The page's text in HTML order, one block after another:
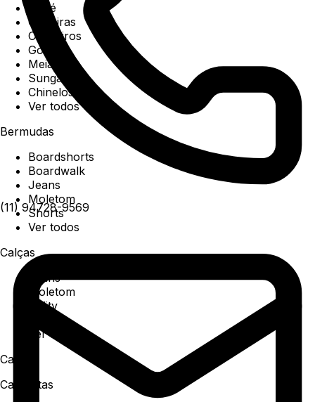
(11) 94728-9569
Boné
Carteiras
Chaveiros
Gorros
Meias
Sunga
Chinelos
Ver todos
Bermudas
Boardshorts
Boardwalk
Jeans
Moletom
Shorts
Ver todos
Calças
Jeans
Moletom
Utility
Ver todos
Camisa
Camisetas